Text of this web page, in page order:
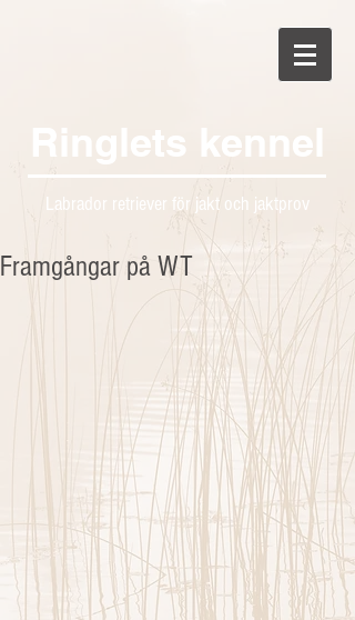
Ringlets kennel
Labrador retriever för jakt och jaktprov
Framgångar på WT